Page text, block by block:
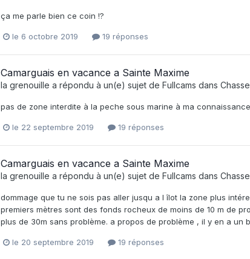
ça me parle bien ce coin !?
le 6 octobre 2019 19 réponses
Camarguais en vacance a Sainte Maxime
la grenouille a répondu à un(e) sujet de Fullcams dans
pas de zone interdite à la peche sous marine à ma
le 22 septembre 2019 19 réponses
Camarguais en vacance a Sainte Maxime
la grenouille a répondu à un(e) sujet de Fullcams dans
dommage que tu ne sois pas aller jusqu a l îlot la zone plus
premiers mètres sont des fonds rocheux de moins de 10 m de
plus de 30m sans problème. a propos de problème , il y en a
le 20 septembre 2019 19 réponses